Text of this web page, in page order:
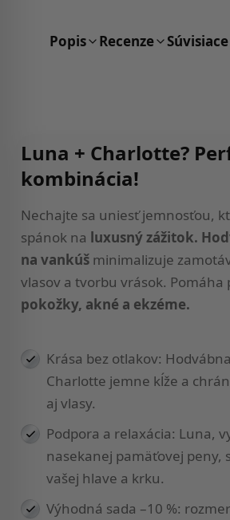
Popis Recenze
Luna + Charlotte?
kombinácia!
Nechajte sa uniesť jemnosťou,
spánok na luxusný zážitok.
na vankúš minimalizuje
vlasov a tvorbu vrások. Pomáha
pokožky, akné a ekzéme.
Krása bez otlakov:
Charlotte jemne kĺže a
aj vlasy.
Podpora a relaxácia: Luna,
nasekanej pamäťovej peny,
vašej hlave a krku.
Výhodná sada –10 %: